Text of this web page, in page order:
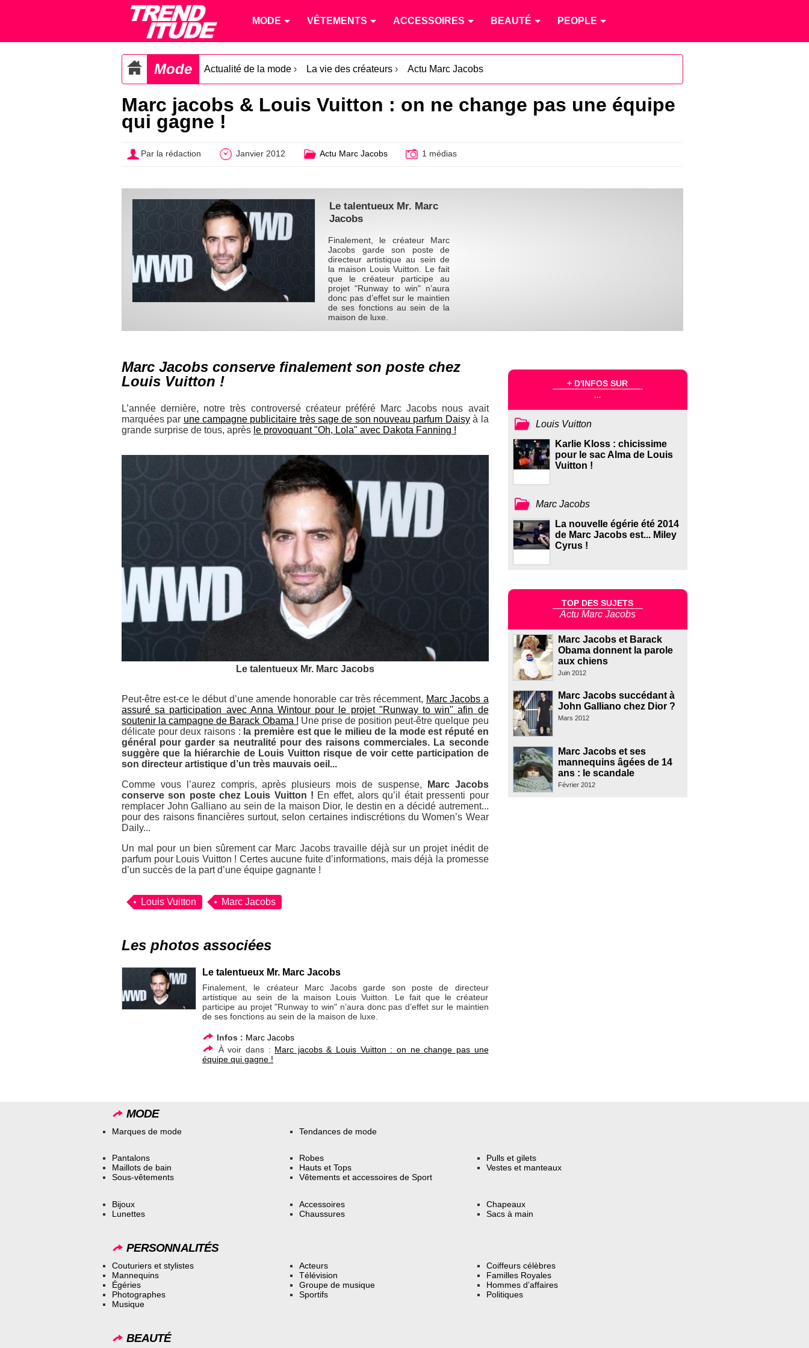
MODE VÊTEMENTS ACCESSOIRES BEAUTÉ PEOPLE
Mode Actualité de la mode › La vie des créateurs › Actu Marc Jacobs
Marc jacobs & Louis Vuitton : on ne change pas une équipe
qui gagne !
Par la rédaction Janvier 2012 Actu Marc Jacobs 1 médias
Le talentueux Mr. Marc
Jacobs
Finalement, le créateur Marc
Jacobs garde son poste de
directeur artistique au sein de
la maison Louis Vuitton. Le fait
que le créateur participe au
projet "Runway to win" n’aura
donc pas d’effet sur le maintien
de ses fonctions au sein de la
maison de luxe.
Marc Jacobs conserve finalement son poste chez
Louis Vuitton !
L’année dernière, notre très controversé créateur préféré Marc Jacobs nous avait
marquées par une campagne publicitaire très sage de son nouveau parfum Daisyà la
grande surprise de tous, après le provoquant "Oh, Lola" avec Dakota Fanning !
Le talentueux Mr. Marc Jacobs
Peut-être est-ce le début d’une amende honorable car très récemment, Marc Jacobs a
assuré sa participation avec Anna Wintour pour le projet "Runway to win" afin de
soutenir la campagne de Barack Obama ! Une prise de position peut-être quelque peu
délicate pour deux raisons : la première est que le milieu de la mode est réputé en
général pour garder sa neutralité pour des raisons commerciales. La seconde
suggère que la hiérarchie de Louis Vuitton risque de voir cette participation de
son directeur artistique d’un très mauvais oeil...
Comme vous l’aurez compris, après plusieurs mois de suspense,
Marc Jacobs
conserve son poste chez Louis Vuitton ! En effet, alors qu’il était pressenti pour
remplacer John Galliano au sein de la maison Dior, le destin en a décidé autrement...
pour des raisons financières surtout, selon certaines indiscrétions du Women’s Wear
Daily...
Un mal pour un bien sûrement car Marc Jacobs travaille déjà sur un projet inédit de
parfum pour Louis Vuitton ! Certes aucune fuite d’informations, mais déjà la promesse
d’un succès de la part d’une équipe gagnante !
Louis Vuitton Marc Jacobs
Les photos associées
Le talentueux Mr. Marc Jacobs
Finalement, le créateur Marc Jacobs garde son poste de directeur
artistique au sein de la maison Louis Vuitton. Le fait que le créateur
participe au projet "Runway to win" n’aura donc pas d’effet sur le maintien
de ses fonctions au sein de la maison de luxe.
Infos : Marc Jacobs
À voir dans : Marc jacobs & Louis Vuitton : on ne change pas une
équipe qui gagne !
+ D'INFOS SUR
...
Louis Vuitton
Karlie Kloss : chicissime
pour le sac Alma de Louis
Vuitton !
Marc Jacobs
La nouvelle égérie été 2014
de Marc Jacobs est... Miley
Cyrus !
TOP DES SUJETS
Actu Marc Jacobs
Marc Jacobs et Barack
Obama donnent la parole
aux chiens
Juin 2012
Marc Jacobs succédant à
John Galliano chez Dior ?
Mars 2012
Marc Jacobs et ses
mannequins âgées de 14
ans : le scandale
Février 2012
MODE
Marques de mode Tendances de mode
Pantalons
Maillots de bain
Sous-vêtements
Robes
Hauts et Tops
Vêtements et accessoires de Sport
Pulls et gilets
Vestes et manteaux
Bijoux
Lunettes
Accessoires
Chaussures
Chapeaux
Sacs à main
PERSONNALITÉS
Couturiers et stylistes
Mannequins
Égéries
Photographes
Musique
Acteurs
Télévision
Groupe de musique
Sportifs
Coiffeurs célèbres
Familles Royales
Hommes d’affaires
Politiques
BEAUTÉ